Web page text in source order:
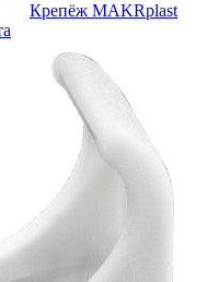
Крепёж MAKRplast